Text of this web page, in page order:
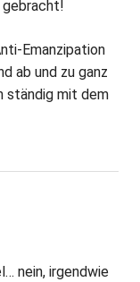
gebracht!
Emanzipation
ab und zu ganz
ständig mit dem
nein, irgendwie